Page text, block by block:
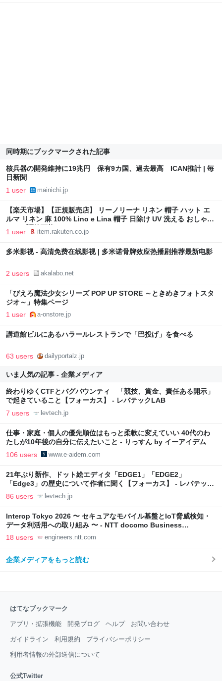
同時期にブックマークされた記事
核兵器の開発維持に19兆円 保有9カ国、過去最高 ICAN推計 | 毎
日新聞
1 user mainichi.jp
【楽天市場】【正規販売店】 リーノリーナ リネン 帽子 ハット エ
ルマ リネン 麻 100% Lino e Lina 帽子 日除け UV 洗える おしゃれ
サイズ調節可能：ナチュレ
1 user item.rakuten.co.jp
多米影视 - 高清免费在线影视 | 多米诺骨牌效应热播剧推荐最新电影
2 users akalabo.net
「ぴえろ魔法少女シリーズ POP UP STORE ～ときめきフォトスタ
ジオ～」特集ページ
1 user a-onstore.jp
講道館ビルにあるハラールレストランで「巴投げ」を食べる
63 users dailyportalz.jp
いま人気の記事 - 企業メディア
終わりゆくCTFとバグバウンティ 「競技、賞金、責任ある開示」
で起きていること【フォーカス】 - レバテックLAB
7 users levtech.jp
仕事・家庭・個人の優先順位はもっと柔軟に変えていい 40代のわ
たしが10年後の自分に伝えたいこと - りっすん by イーアイデム
106 users www.e-aidem.com
21年ぶり新作、ドット絵エディタ「EDGE1」「EDGE2」
「Edge3」の歴史について作者に聞く【フォーカス】 - レバテック
LAB
86 users levtech.jp
Interop Tokyo 2026 〜 セキュアなモバイル基盤とIoT脅威検知・
データ利活用への取り組み 〜 - NTT docomo Business
Engineers' Blog
18 users engineers.ntt.com
企業メディアをもっと読む
はてなブックマーク
アプリ・拡張機能 開発ブログ ヘルプ お問い合わせ
ガイドライン 利用規約 プライバシーポリシー
利用者情報の外部送信について
公式Twitter